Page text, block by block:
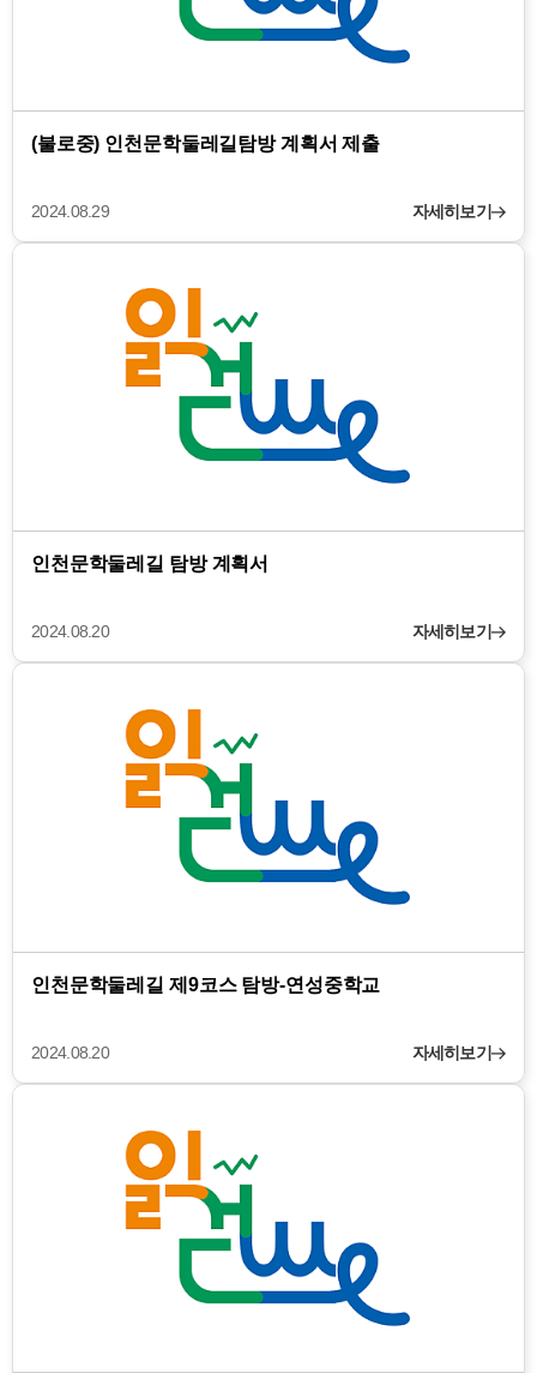
(불로중) 인천문학둘레길탐방 계획서 제출
2024.08.29 자세히보기
인천문학둘레길 탐방 계획서
2024.08.20 자세히보기
인천문학둘레길 제9코스 탐방-연성중학교
2024.08.20 자세히보기